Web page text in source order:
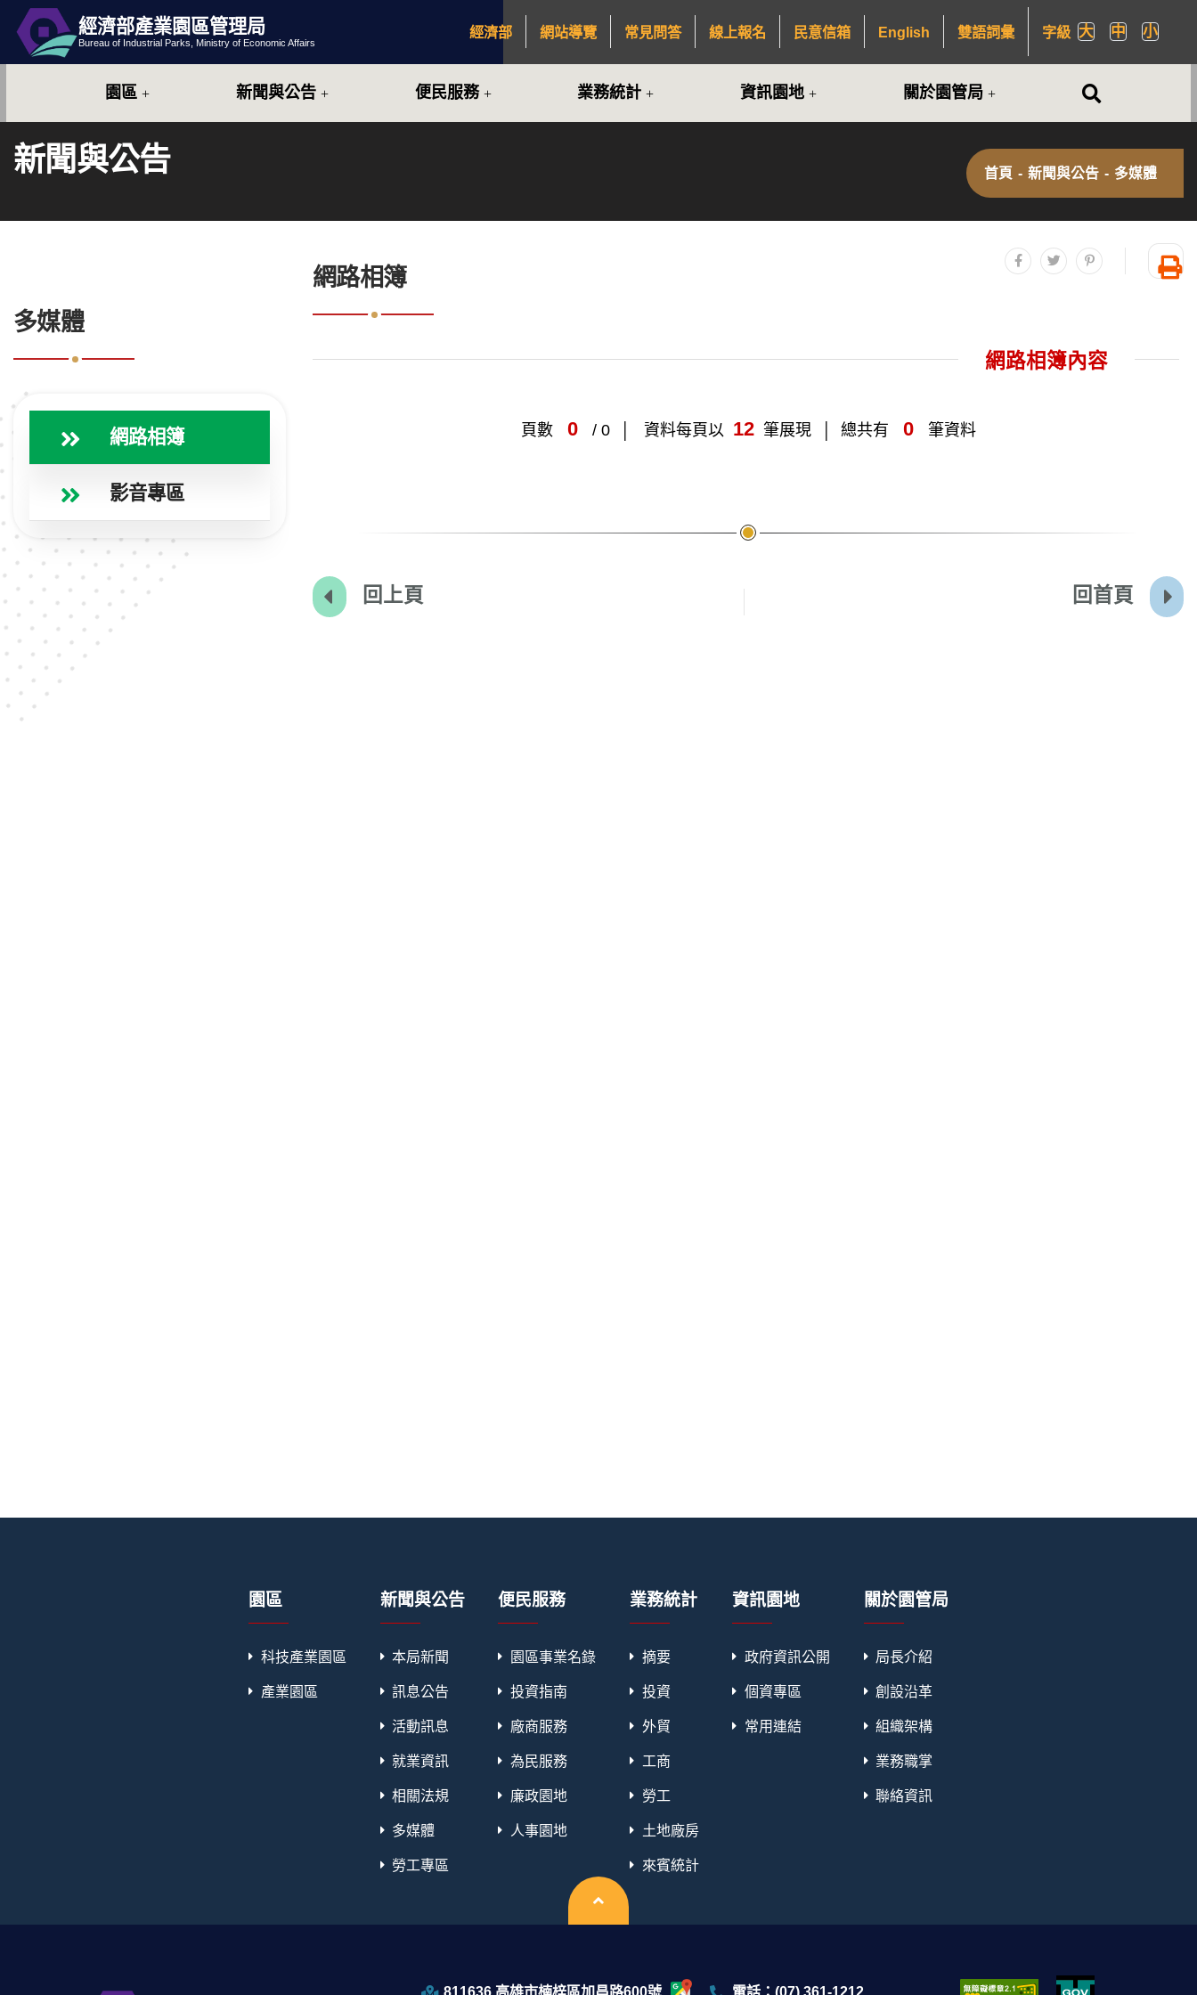
跳到主要內容
網站導覽
經濟部產業園區管理局
Bureau of Industrial Parks, Ministry of Economic Affairs
經濟部 網站導覽 常見問答 線上報名 民意信箱 English 雙語詞彙 字級 大 中 小
園區 新聞與公告 便民服務 業務統計 資訊園地 關於園管局
新聞與公告 首頁 - 新聞與公告 - 多媒體
多媒體
網路相簿
影音專區
網路相簿
分享至facebook
分享至twitter分享至plurk
友
網路相簿內容
頁數 0 / 0 資料每頁以 12 筆展現 總共有 0 筆資料
回上頁 回首頁
園區
科技產業園區
產業園區
新聞與公告
本局新聞
訊息公告
活動訊息
就業資訊
相關法規
多媒體
勞工專區
便民服務
園區事業名錄
投資指南
廠商服務
為民服務
廉政園地
人事園地
業務統計
摘要
投資
外貿
工商
勞工
土地廠房
來賓統計
資訊園地
政府資訊公開
個資專區
常用連結
關於園管局
局長介紹
創設沿革
組織架構
業務職掌
聯絡資訊
811636 高雄市楠梓區加昌路600號 電話：(07) 361-1212